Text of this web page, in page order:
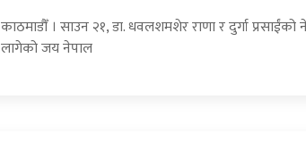
काठमाडौँ । साउन २१, डा. धवलशमशेर राणा र दुर्गा
लागेको जय नेपाल